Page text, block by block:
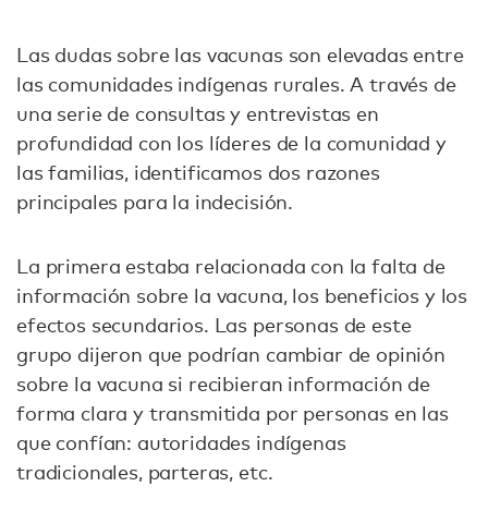
Las dudas sobre las vacunas son elevadas entre
las comunidades indígenas rurales. A través de
una serie de consultas y entrevistas en
profundidad con los líderes de la comunidad y
las familias, identificamos dos razones
principales para la indecisión.
La primera estaba relacionada con la falta de
información sobre la vacuna, los beneficios y los
efectos secundarios. Las personas de este
grupo dijeron que podrían cambiar de opinión
sobre la vacuna si recibieran información de
forma clara y transmitida por personas en las
que confían: autoridades indígenas
tradicionales, parteras, etc.